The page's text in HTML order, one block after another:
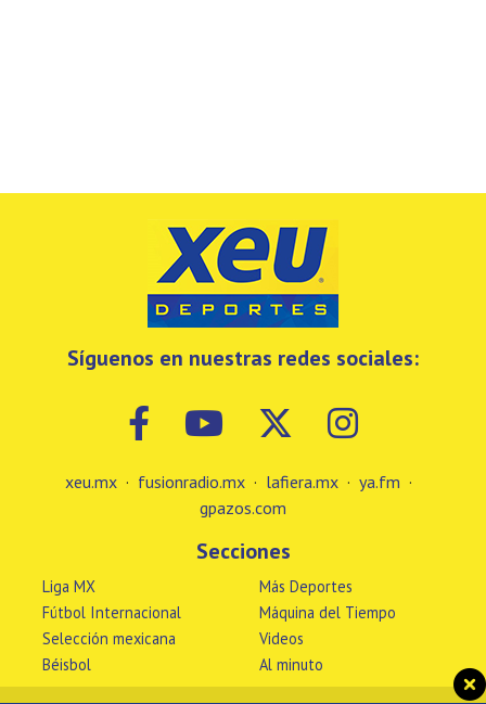
Síguenos en nuestras redes sociales:
xeu.mx · fusionradio.mx · lafiera.mx · ya.fm ·
gpazos.com
Secciones
Liga MX
Fútbol Internacional
Selección mexicana
Béisbol
Más Deportes
Máquina del Tiempo
Videos
Al minuto